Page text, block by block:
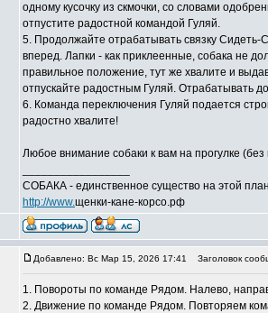
одному кусочку из скмочки, со словами
отпустите радостной командой Гуляй.
5. Продолжайте отрабатывать связку Сидеть-
вперед. Лапки - как приклеенные, собака не
правильное положение, тут же хвалите и
отпускайте радостным Гуляй. Отрабатывать
6. Команда переключения Гуляй подается
радостно хвалите!
Любое внимание собаки к вам на прогулке
СОБАКА - единственное существо на этой
http://www.щенки-кане-корсо.рф
Добавлено: Вс Мар 15, 2026 17:41 Заголовок
1. Повороты по команде Рядом. Налево,
2. Движение по команде Рядом. Повторяем